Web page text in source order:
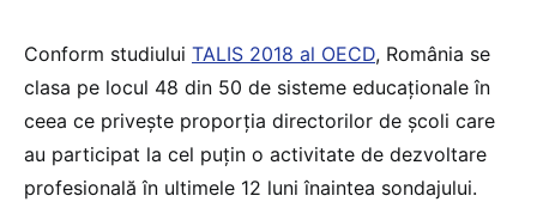
Conform studiului TALIS 2018 al OECD, România se
clasa pe locul 48 din 50 de sisteme educaționale în
ceea ce priveşte proporția directorilor de şcoli care
au participat la cel puțin o activitate de dezvoltare
profesională în ultimele 12 luni înaintea sondajului.